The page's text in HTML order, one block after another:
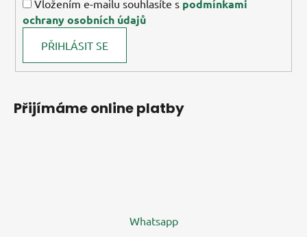
Vložením e-mailu souhlasíte s podmínkami
ochrany osobních údajů
PŘIHLÁSIT SE
Přijímáme online platby
Whatsapp